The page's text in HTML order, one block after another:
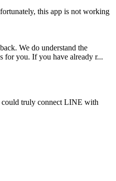
this app is not working
We do understand the
for you. If you have already r...
truly connect LINE with